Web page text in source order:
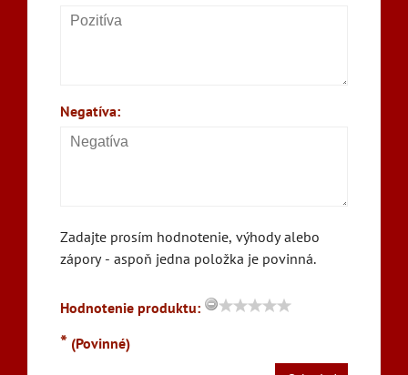
Negatíva:
Zadajte prosím hodnotenie, výhody alebo
zápory - aspoň jedna položka je povinná.
Hodnotenie produktu:
* (Povinné)